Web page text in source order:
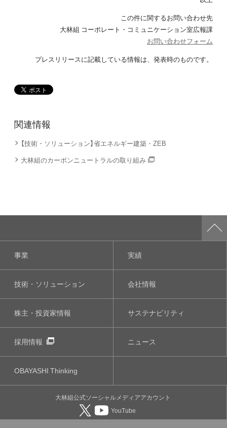
この件に関するお問い合わせ先
大林組 コーポレート・コミュニケーション室広報課
お問い合わせフォーム
プレスリリースに記載している情報は、発表時のものです。
関連情報
【技術・ソリューション】省エネルギー建築・ZEB
大林組のカーボンニュートラルの取り組み
事業 実績
技術・ソリューション 会社情報
株主・投資家情報 サステナビリティ
採用情報 ニュース
OBAYASHIThinking
大林組公式ソーシャルメディアアカウント
YouTube